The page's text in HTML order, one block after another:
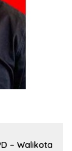
– Walikota